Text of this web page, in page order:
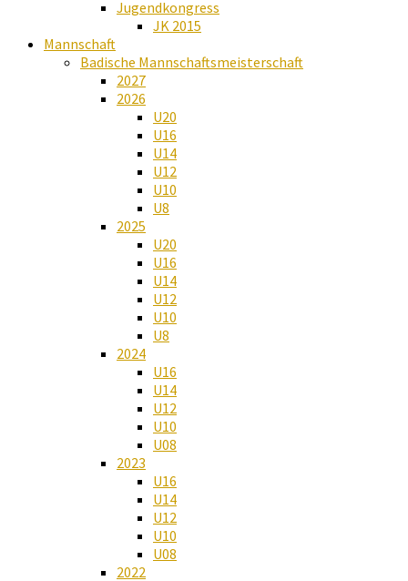
Jugendkongress
JK 2015
Mannschaft
Badische Mannschaftsmeisterschaft
2027
2026
U20
U16
U14
U12
U10
U8
2025
U20
U16
U14
U12
U10
U8
2024
U16
U14
U12
U10
U08
2023
U16
U14
U12
U10
U08
2022